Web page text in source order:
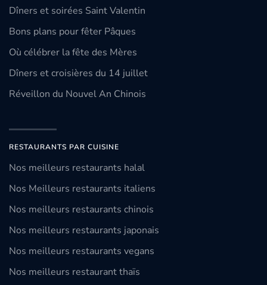
Dîners et soirées Saint Valentin
Bons plans pour fêter Pâques
Où célébrer la fête des Mères
Dîners et croisières du 14 juillet
Réveillon du Nouvel An Chinois
RESTAURANTS PAR CUISINE
Nos meilleurs restaurants halal
Nos Meilleurs restaurants italiens
Nos meilleurs restaurants chinois
Nos meilleurs restaurants japonais
Nos meilleurs restaurants vegans
Nos meilleurs restaurant thaïs